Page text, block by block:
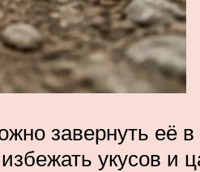
завернуть её
укусов и